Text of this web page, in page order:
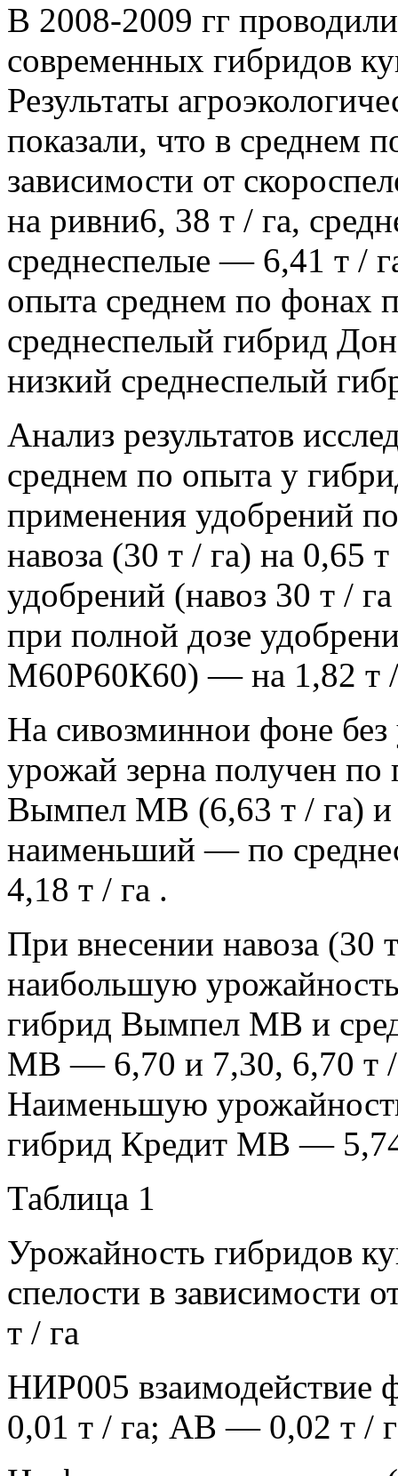
В 2008-2009 гг
современных гибридов
Результаты
показали, что в среднем
зависимости от
на ривни6, 38 т / га,
среднеспелые — 6,41 т /
опыта среднем по фонах
среднеспелый гибрид
низкий среднеспелый
Анализ результатов
среднем по опыта у
применения удобрений
навоза (30 т / га) на 0,65
удобрений (навоз 30 т /
при полной дозе
М60Р60К60) — на 1,82 т /
На сивозминнои фоне
урожай зерна получен
Вымпел МВ (6,63 т / га)
наименьший — по
4,18 т / га .
При внесении навоза (30
наибольшую
гибрид Вымпел МВ и
МВ — 6,70 и 7,30, 6,70 т /
Наименьшую
гибрид Кредит МВ —
Таблица 1
Урожайность гибридов
спелости в зависимости
т / га
НИР005
0,01 т / га; АВ — 0,02 т /